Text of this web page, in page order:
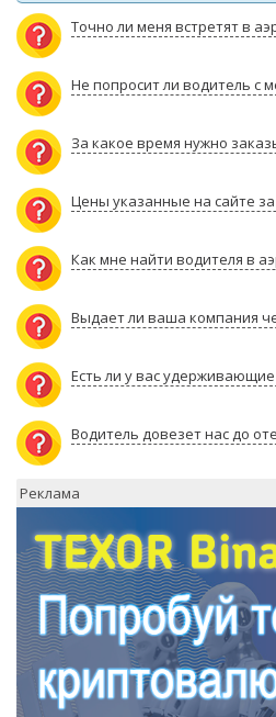
Точно ли меня встретят в
Не попросит ли водитель с
За какое время нужно
Цены указанные на сайте
Как мне найти водителя в
Выдает ли ваша компания
Есть ли у вас
Водитель довезет нас до
Реклама